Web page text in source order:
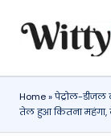
W
it
ty
Fl
WittyFlick:
Tech
Home»पेट्रोल-
तेल हुआ कितना महंगा,